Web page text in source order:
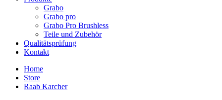
Grabo
Grabo pro
Grabo Pro Brushless
Teile und Zubehör
Qualitätsprüfung
Kontakt
Home
Store
Raab Karcher